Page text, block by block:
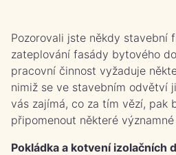
Pozorovali jste někdy stavební
zateplování fasády bytového
pracovní činnost vyžaduje
nimiž se ve stavebním odvětví
vás zajímá, co za tím vězí, pak
připomenout některé
Pokládka a kotvení izolačních